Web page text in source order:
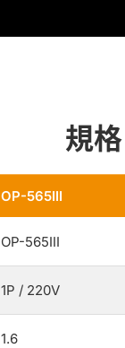
規格
OP-565III
OP-565III
1P / 220V
1.6